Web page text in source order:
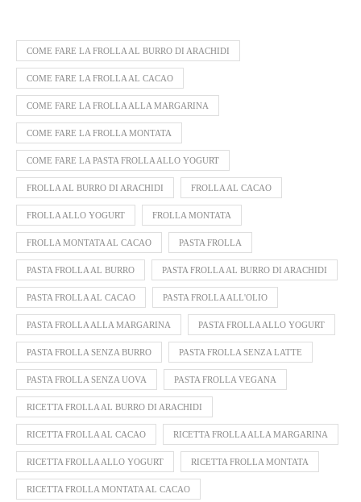
COME FARE LA FROLLA AL BURRO DI ARACHIDI
COME FARE LA FROLLA AL CACAO
COME FARE LA FROLLA ALLA MARGARINA
COME FARE LA FROLLA MONTATA
COME FARE LA PASTA FROLLA ALLO YOGURT
FROLLA AL BURRO DI ARACHIDI FROLLA AL CACAO
FROLLA ALLO YOGURT FROLLA MONTATA
FROLLA MONTATA AL CACAO PASTA FROLLA
PASTA FROLLA AL BURRO PASTA FROLLA AL BURRO DI ARACHIDI
PASTA FROLLA AL CACAO PASTA FROLLA ALL'OLIO
PASTA FROLLA ALLA MARGARINA PASTA FROLLA ALLO YOGURT
PASTA FROLLA SENZA BURRO PASTA FROLLA SENZA LATTE
PASTA FROLLA SENZA UOVA PASTA FROLLA VEGANA
RICETTA FROLLA AL BURRO DI ARACHIDI
RICETTA FROLLA AL CACAO RICETTA FROLLA ALLA MARGARINA
RICETTA FROLLA ALLO YOGURT RICETTA FROLLA MONTATA
RICETTA FROLLA MONTATA AL CACAO